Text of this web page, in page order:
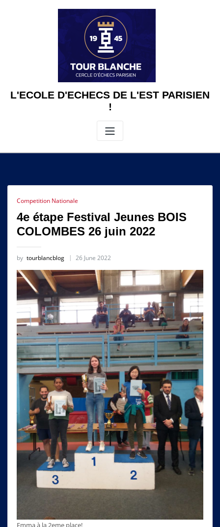
L'ECOLE D'ECHECS DE L'EST PARISIEN
!
Competition Nationale
4e étape Festival Jeunes BOIS
COLOMBES 26 juin 2022
by tourblancblog 26 June 2022
Emma à la 2eme place!